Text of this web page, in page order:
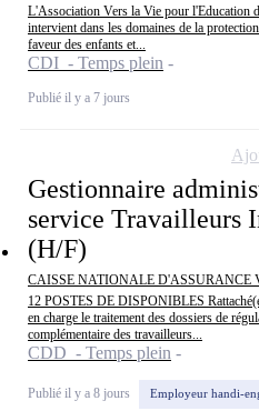
L'Association Vers la Vie pour l'Education
intervient dans les domaines de la
faveur des enfants et...
CDI - Temps plein
Publié il y a 7 jours
Gestionnaire
service Travailleurs
(H/F)
CAISSE NATIONALE D'ASSURANCE
12 POSTES DE DISPONIBLES
en charge le traitement des dossiers de
complémentaire des travailleurs...
CDD - Temps plein
Publié il y a 8 jours Employeur handi-